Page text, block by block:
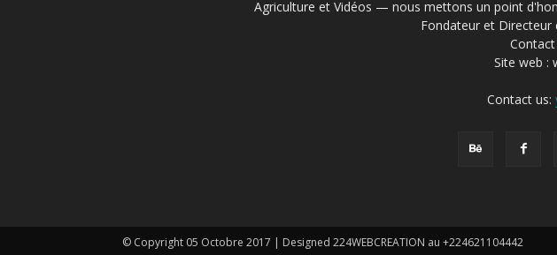
Agriculture et Vidéos — nous mettons un point
Fondateur et Directeur
Site web :
Contact us:
© Copyright 05 Octobre 2017 | Designed 224WEBCREATION au +224621104442